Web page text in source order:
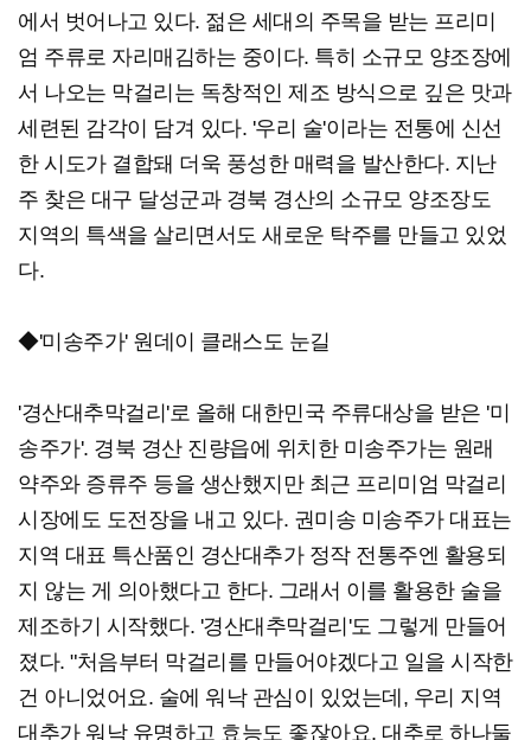
에서 벗어나고 있다. 젊은 세대의 주목을 받는 프리미
엄 주류로 자리매김하는 중이다. 특히 소규모 양조장에
서 나오는 막걸리는 독창적인 제조 방식으로 깊은 맛과
세련된 감각이 담겨 있다. '우리 술'이라는 전통에 신선
한 시도가 결합돼 더욱 풍성한 매력을 발산한다. 지난
주 찾은 대구 달성군과 경북 경산의 소규모 양조장도
지역의 특색을 살리면서도 새로운 탁주를 만들고 있었
다.
◆'미송주가' 원데이 클래스도 눈길
'경산대추막걸리'로 올해 대한민국 주류대상을 받은 '미
송주가'. 경북 경산 진량읍에 위치한 미송주가는 원래
약주와 증류주 등을 생산했지만 최근 프리미엄 막걸리
시장에도 도전장을 내고 있다. 권미송 미송주가 대표는
지역 대표 특산품인 경산대추가 정작 전통주엔 활용되
지 않는 게 의아했다고 한다. 그래서 이를 활용한 술을
제조하기 시작했다. '경산대추막걸리'도 그렇게 만들어
졌다. "처음부터 막걸리를 만들어야겠다고 일을 시작한
건 아니었어요. 술에 워낙 관심이 있었는데, 우리 지역
대추가 워낙 유명하고 효능도 좋잖아요. 대추로 하나둘